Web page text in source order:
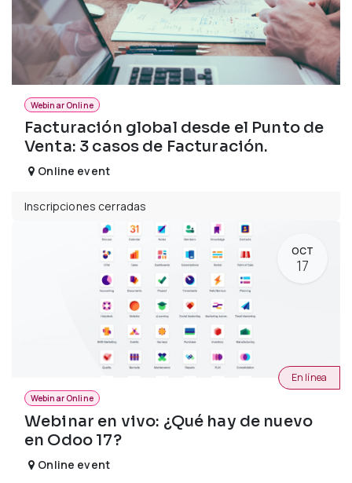
Webinar Online
Facturación global desde el Punto de
Venta: 3 casos de Facturación.
Online event
Inscripciones cerradas
OCT
17
Webinar Online
Webinar en vivo: ¿Qué hay de nuevo
en Odoo 17?
En línea
Online event